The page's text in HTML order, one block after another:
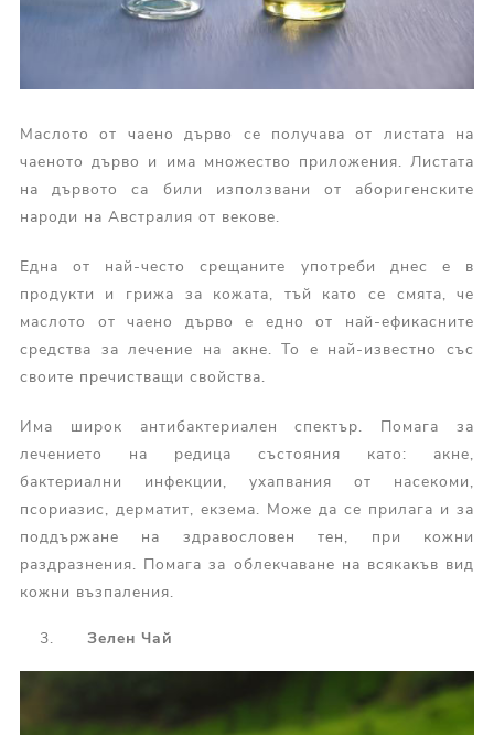
Маслото от чаено дърво се получава от листата на
чаеното дърво и има множество приложения. Листата
на дървото са били използвани от аборигенските
народи на Австралия от векове.
Една от най-често срещаните употреби днес е в
продукти и грижа за кожата, тъй като се смята, че
маслото от чаено дърво е едно от най-ефикасните
средства за лечение на акне. То е най-известно със
своите пречистващи свойства.
Има широк антибактериален спектър. Помага за
лечението на редица състояния като: акне,
бактериални инфекции, ухапвания от насекоми,
псориазис, дерматит, екзема. Може да се прилага и за
поддържане на здравословен тен, при кожни
раздразнения. Помага за облекчаване на всякакъв вид
кожни възпаления.
Зелен Чай